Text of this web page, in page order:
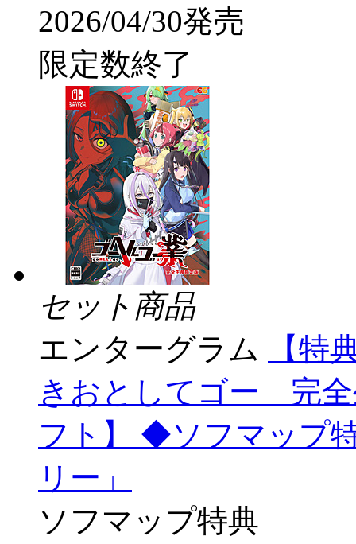
2026/04/30発売
限定数終了
セット商品
エンターグラム
【特
きおとしてゴー 完全
フト】 ◆ソフマップ
リー」
ソフマップ特典